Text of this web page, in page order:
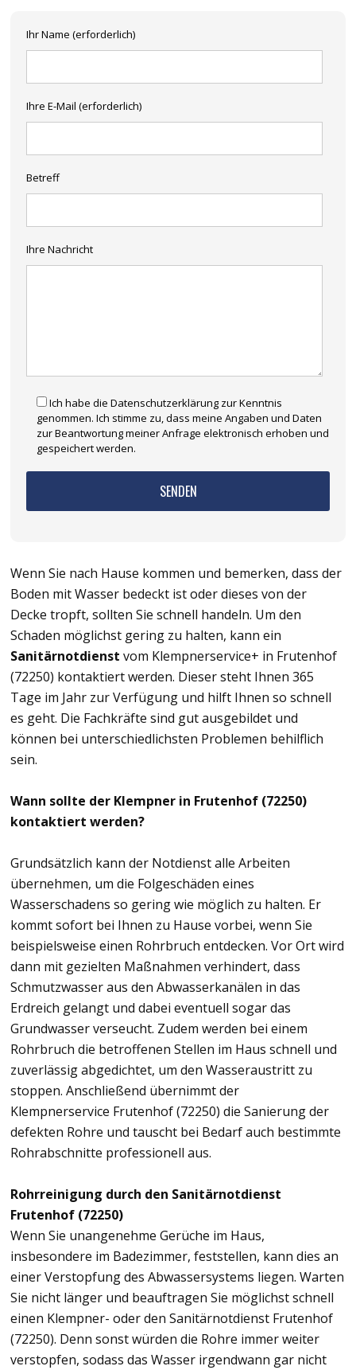
Ihr Name (erforderlich)
Ihre E-Mail (erforderlich)
Betreff
Ihre Nachricht
Ich habe die Datenschutzerklärung zur Kenntnis
genommen. Ich stimme zu, dass meine Angaben und Daten
zur Beantwortung meiner Anfrage elektronisch erhoben und
gespeichert werden.
Wenn Sie nach Hause kommen und bemerken, dass der
Boden mit Wasser bedeckt ist oder dieses von der
Decke tropft, sollten Sie schnell handeln. Um den
Schaden möglichst gering zu halten, kann ein
Sanitärnotdienst vom Klempnerservice+ in Frutenhof
(72250) kontaktiert werden. Dieser steht Ihnen 365
Tage im Jahr zur Verfügung und hilft Ihnen so schnell
es geht. Die Fachkräfte sind gut ausgebildet und
können bei unterschiedlichsten Problemen behilflich
sein.
Wann sollte der Klempner in Frutenhof (72250)
kontaktiert werden?
Grundsätzlich kann der Notdienst alle Arbeiten
übernehmen, um die Folgeschäden eines
Wasserschadens so gering wie möglich zu halten. Er
kommt sofort bei Ihnen zu Hause vorbei, wenn Sie
beispielsweise einen Rohrbruch entdecken. Vor Ort wird
dann mit gezielten Maßnahmen verhindert, dass
Schmutzwasser aus den Abwasserkanälen in das
Erdreich gelangt und dabei eventuell sogar das
Grundwasser verseucht. Zudem werden bei einem
Rohrbruch die betroffenen Stellen im Haus schnell und
zuverlässig abgedichtet, um den Wasseraustritt zu
stoppen. Anschließend übernimmt der
Klempnerservice Frutenhof (72250) die Sanierung der
defekten Rohre und tauscht bei Bedarf auch bestimmte
Rohrabschnitte professionell aus.
Rohrreinigung durch den Sanitärnotdienst
Frutenhof (72250)
Wenn Sie unangenehme Gerüche im Haus,
insbesondere im Badezimmer, feststellen, kann dies an
einer Verstopfung des Abwassersystems liegen. Warten
Sie nicht länger und beauftragen Sie möglichst schnell
einen Klempner- oder den Sanitärnotdienst Frutenhof
(72250). Denn sonst würden die Rohre immer weiter
verstopfen, sodass das Wasser irgendwann gar nicht